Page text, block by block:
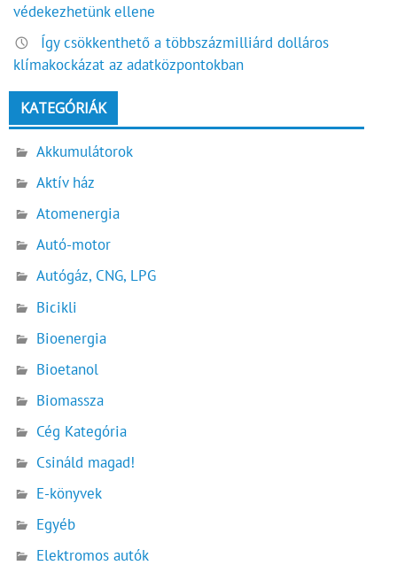
védekezhetünk ellene
Így csökkenthető a többszázmilliárd dolláros
klímakockázat az adatközpontokban
KATEGÓRIÁK
Akkumulátorok
Aktív ház
Atomenergia
Autó-motor
Autógáz, CNG, LPG
Bicikli
Bioenergia
Bioetanol
Biomassza
Cég Kategória
Csináld magad!
E-könyvek
Egyéb
Elektromos autók